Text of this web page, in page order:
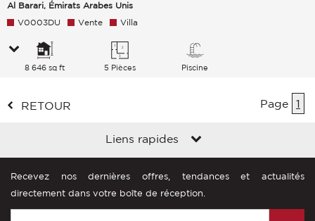
Al Barari, Émirats Arabes Unis
V0003DU Vente Villa
8 646 sq ft 5 Pièces Piscine
RETOUR Page 1
Liens rapides
Recevez nos dernières offres, tendances et actualités
directement dans votre boîte de réception.